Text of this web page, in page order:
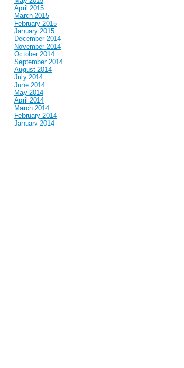
April 2015
March 2015
February 2015
January 2015
December 2014
November 2014
October 2014
September 2014
August 2014
July 2014
June 2014
May 2014
April 2014
March 2014
February 2014
January 2014